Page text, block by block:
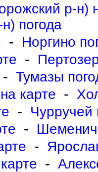
р-н)
погода
-
Норгино
-
- Тумазы
карте -
-
Чурручей
-
-
-